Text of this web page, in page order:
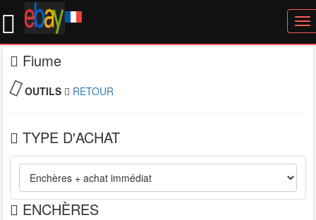
Fiume
OUTILS RETOUR
TYPE D'ACHAT
ENCHÈRES